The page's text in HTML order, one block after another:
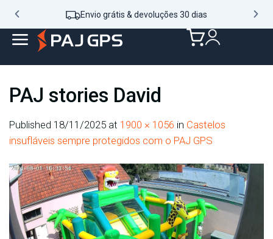
Envio grátis & devoluções 30 dias
PAJ stories David
Published 18/11/2025 at 1900 × 1056 in Castelos
insufláveis sempre protegidos com o PAJ GPS